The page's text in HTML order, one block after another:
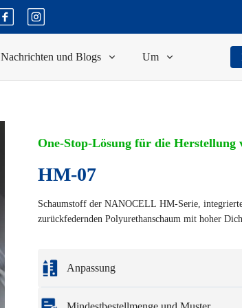
Nachrichten und Blogs Um
One-Stop-Lösung für die Herstellung
HM-07
Schaumstoff der NANOCELL HM-Serie,
zurückfedernden Polyurethanschaum mit hoher
Anpassung